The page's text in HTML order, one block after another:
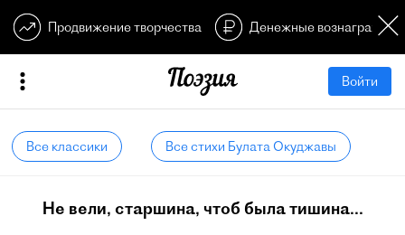
Продвижение творчества Денежные
Войти
Все классики Все стихи Булата Окуджавы
Не вели, старшина, чтоб была тишина...